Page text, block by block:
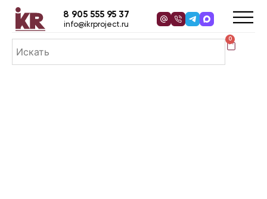
0
8 905 555 95 37
info@ikrproject.ru